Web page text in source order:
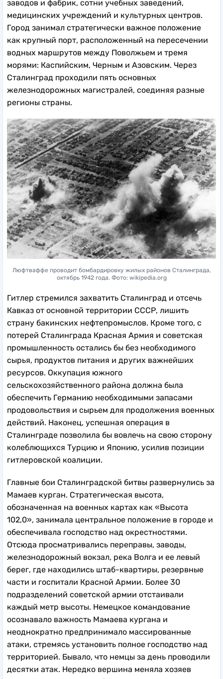
заводов и фабрик, сотни учебных заведений,
медицинских учреждений и культурных центров.
Город занимал стратегически важное положение
как крупный порт, расположенный на пересечении
водных маршрутов между Поволжьем и тремя
морями: Каспийским, Черным и Азовским. Через
Сталинград проходили пять основных
железнодорожных магистралей, соединяя разные
регионы страны.
Люфтваффе проводит бомбардировку жилых районов Сталинграда,
октябрь 1942 года. Фото: wikipedia.org
Гитлер стремился захватить Сталинград и отсечь
Кавказ от основной территории СССР, лишить
страну бакинских нефтепромыслов. Кроме того, с
потерей Сталинграда Красная Армия и советская
промышленность остались бы без необходимого
сырья, продуктов питания и других важнейших
ресурсов. Оккупация южного
сельскохозяйственного района должна была
обеспечить Германию необходимыми запасами
продовольствия и сырьем для продолжения военных
действий. Наконец, успешная операция в
Сталинграде позволила бы вовлечь на свою сторону
колеблющихся Турцию и Японию, усилив позиции
гитлеровской коалиции.
Главные бои Сталинградской битвы развернулись за
Мамаев курган. Стратегическая высота,
обозначенная на военных картах как «Высота
102,0», занимала центральное положение в городе и
обеспечивала господство над окрестностями.
Отсюда просматривались переправы, заводы,
железнодорожный вокзал, река Волга и ее левый
берег, где находились штаб-квартиры, резервные
части и госпитали Красной Армии. Более 30
подразделений советской армии отстаивали
каждый метр высоты. Немецкое командование
осознавало важность Мамаева кургана и
неоднократно предпринимало массированные
атаки, стремясь установить полное господство над
территорией. Бывало, что немцы за день проводили
десятки атак. Нередко вершина меняла хозяев